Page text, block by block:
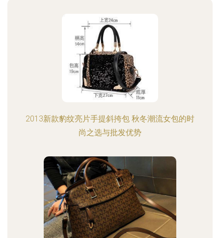
2013新款豹纹亮片手提斜挎包 秋冬潮流女包的时
尚之选与批发优势